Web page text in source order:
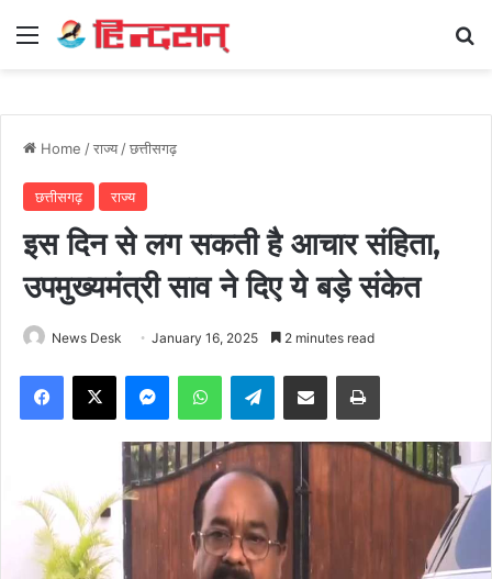
Menu
Home /राज्य /छत्तीसगढ़
छत्तीसगढ़ राज्य
इस दिन से लग सकती है आचार संहिता,
उपमुख्यमंत्री साव ने दिए ये बड़े संकेत
News Desk January 16, 2025 2 minutes read
Facebook
X MessengerWhatsAppTelegramShare via Email Print